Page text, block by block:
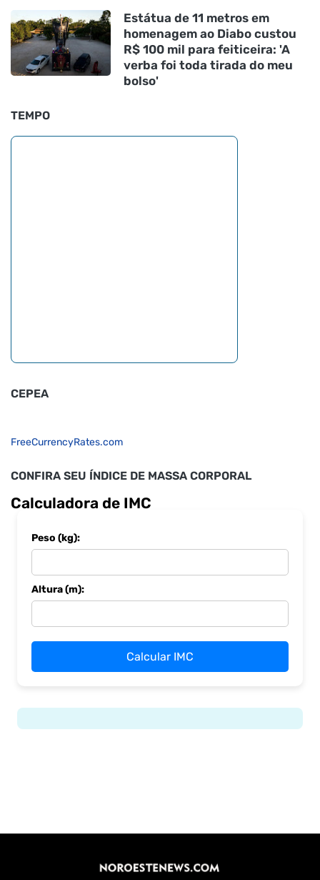
Estátua de 11 metros em
homenagem ao Diabo custou
R$ 100 mil para feiticeira: 'A
verba foi toda tirada do meu
bolso'
TEMPO
CEPEA
FreeCurrencyRates.com
CONFIRA SEU ÍNDICE DE MASSA CORPORAL
Calculadora de IMC
Peso (kg):
Altura (m):
Calcular IMC